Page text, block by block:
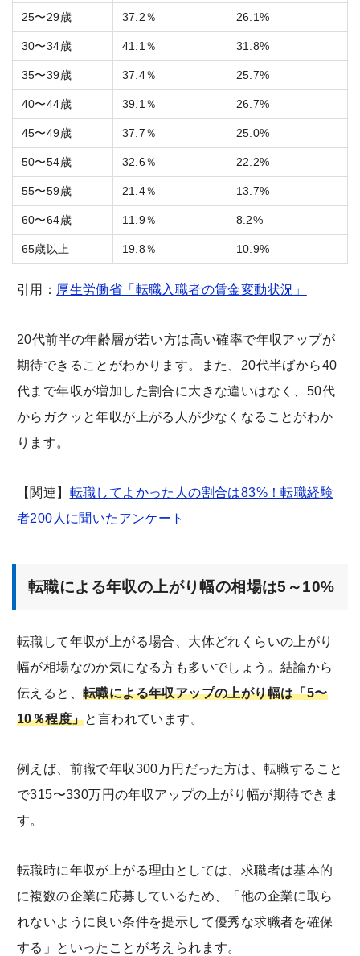
25〜29歳 37.2％ 26.1%
30〜34歳 41.1％ 31.8%
35〜39歳 37.4％ 25.7%
40〜44歳 39.1％ 26.7%
45〜49歳 37.7％ 25.0%
50〜54歳 32.6％ 22.2%
55〜59歳 21.4％ 13.7%
60〜64歳 11.9％ 8.2%
65歳以上 19.8％ 10.9%
引用： 厚生労働省「転職入職者の賃金変動状況」
20代前半の年齢層が若い方は高い確率で年収アップが
期待できることがわかります。また、20代半ばから40
代まで年収が増加した割合に大きな違いはなく、50代
からガクッと年収が上がる人が少なくなることがわか
ります。
【関連】 転職してよかった人の割合は83%！転職経験
者200人に聞いたアンケート
転職による年収の上がり幅の相場は5～10%
転職して年収が上がる場合、大体どれくらいの上がり
幅が相場なのか気になる方も多いでしょう。結論から
伝えると、 転職による年収アップの上がり幅は「5〜
10％程度」と言われています。
例えば、前職で年収300万円だった方は、転職すること
で315〜330万円の年収アップの上がり幅が期待できま
す。
転職時に年収が上がる理由としては、求職者は基本的
に複数の企業に応募しているため、「他の企業に取ら
れないように良い条件を提示して優秀な求職者を確保
する」といったことが考えられます。